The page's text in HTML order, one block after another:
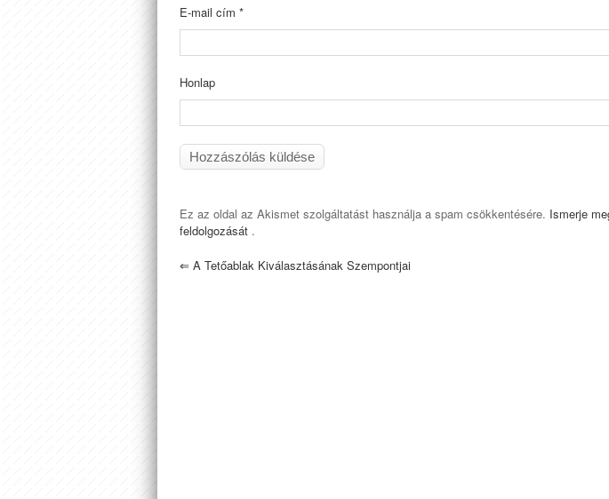
E-mail cím *
Honlap
Ez az oldal az Akismet szolgáltatást használja a spam csökkentésére. Ismerje
feldolgozását .
⇐ A Tetőablak Kiválasztásának Szempontjai